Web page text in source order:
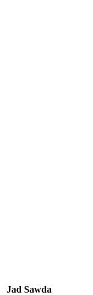
Jad Sawda